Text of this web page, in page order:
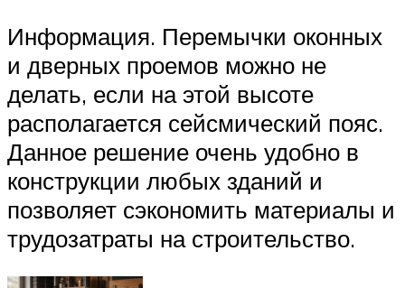
Информация. Перемычки оконных
и дверных проемов можно не
делать, если на этой высоте
располагается сейсмический пояс.
Данное решение очень удобно в
конструкции любых зданий и
позволяет сэкономить материалы и
трудозатраты на строительство.